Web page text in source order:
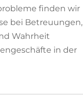
finden wir
bei Betreuungen,
Wahrheit
in der